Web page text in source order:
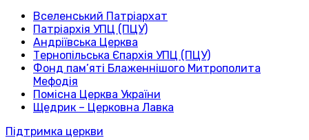
Вселенський Патріархат
Патріархія УПЦ (ПЦУ)
Андріївська Церква
Тернопільська Єпархія УПЦ (ПЦУ)
Фонд пам’яті Блаженнішого Митрополита
Мефодія
Помісна Церква України
Щедрик – Церковна Лавка
Підтримка церкви